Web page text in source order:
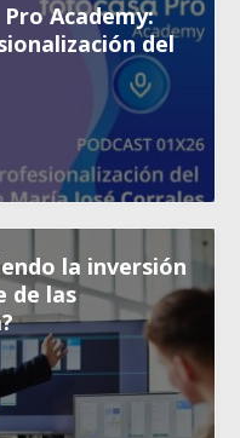
Academy:
del
la inversión
de las